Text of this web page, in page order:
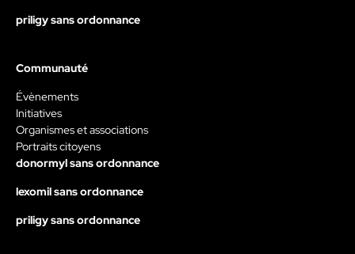
priligy sans ordonnance
Communauté
Évènements
Initiatives
Organismes et associations
Portraits citoyens
donormyl sans ordonnance
lexomil sans ordonnance
priligy sans ordonnance